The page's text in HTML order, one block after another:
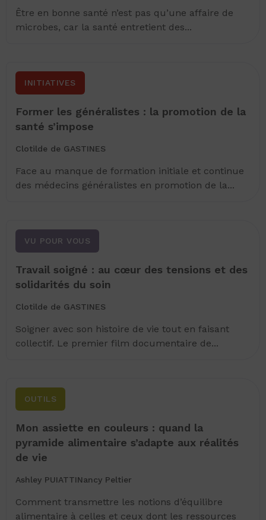
Être en bonne santé n’est pas qu’une affaire de
microbes, car la santé entretient des...
INITIATIVES
Former les généralistes : la promotion de la
santé s’impose
Clotilde de GASTINES
Face au manque de formation initiale et continue
des médecins généralistes en promotion de la...
VU POUR VOUS
Travail soigné : au cœur des tensions et des
solidarités du soin
Clotilde de GASTINES
Soigner avec son histoire de vie tout en faisant
collectif. Le premier film documentaire de...
OUTILS
Mon assiette en couleurs : quand la
pyramide alimentaire s’adapte aux réalités
de vie
Ashley PUIATTINancy Peltier
Comment transmettre les notions d’équilibre
alimentaire à celles et ceux dont les ressources